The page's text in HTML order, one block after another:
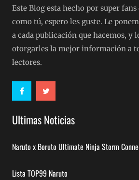
Este Blog esta hecho por super
como tú, espero les guste. Le
a cada publicación que hacemos, y
otorgarles la mejor información a
lectores.
Ultimas Noticias
Naruto x Boruto Ultimate Ninja Storm
Lista TOP99 Naruto